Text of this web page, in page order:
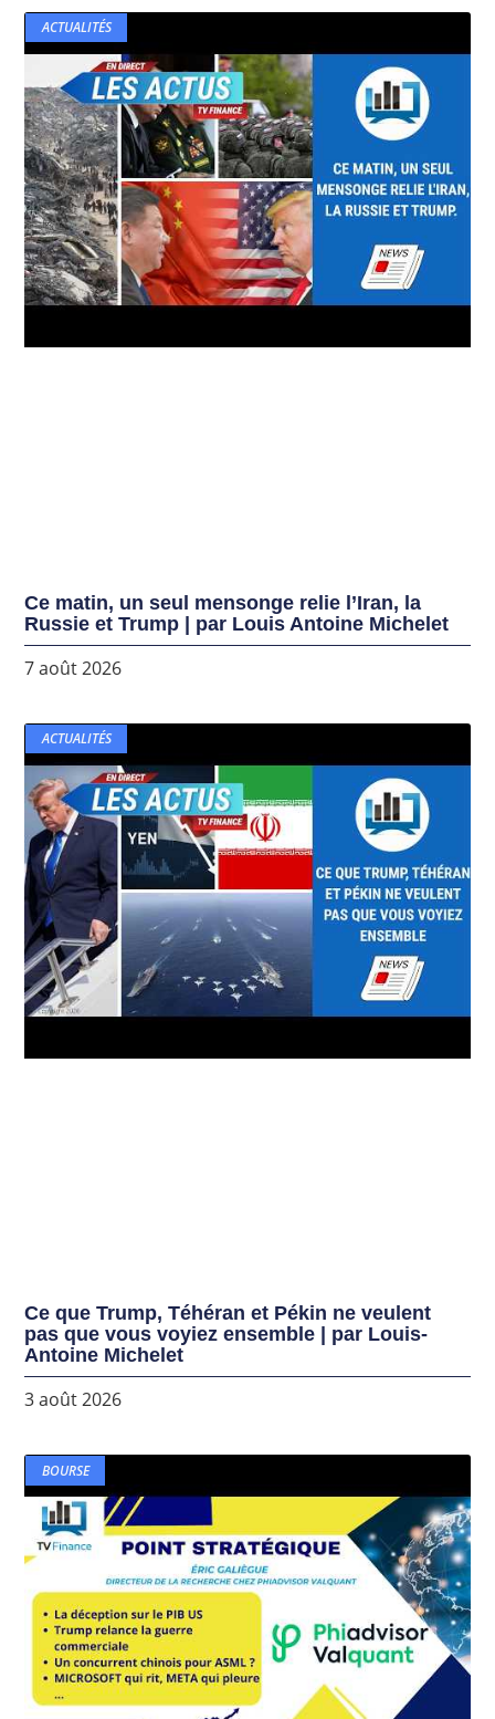
ACTUALITÉS
Ce matin, un seul mensonge relie l’Iran, la
Russie et Trump | par Louis Antoine Michelet
7 août 2026
ACTUALITÉS
Ce que Trump, Téhéran et Pékin ne veulent
pas que vous voyiez ensemble | par Louis-
Antoine Michelet
3 août 2026
BOURSE